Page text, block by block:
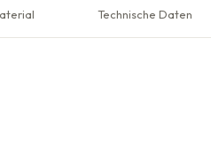
Technische Daten